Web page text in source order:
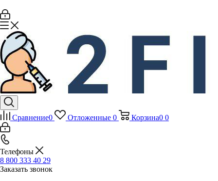
Сравнение0 Отложенные 0 Корзина0 0
Телефоны
8 800 333 40 29
Заказать звонок